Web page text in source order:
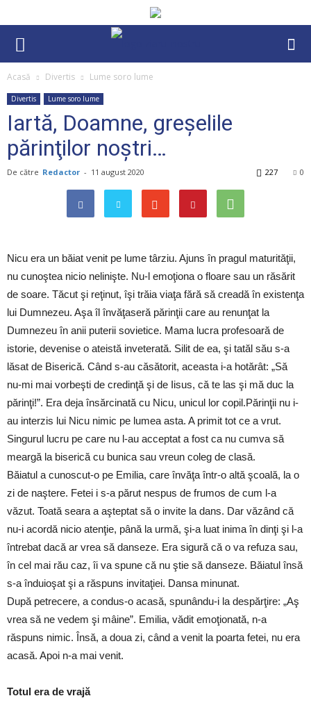
Acasă Divertis Lume soro lume
Divertis Lume soro lume
Iartă, Doamne, greşelile
părinţilor noştri…
De către Redactor - 11 august 2020 0
227
Nicu era un băiat venit pe lume târziu. Ajuns în pragul maturităţii,
nu cunoştea nicio nelinişte. Nu-l emoţiona o floare sau un răsărit
de soare. Tăcut şi reţinut, îşi trăia viaţa fără să creadă în existenţa
lui Dumnezeu. Aşa îl învăţaseră părinţii care au renunţat la
Dumnezeu în anii puterii sovietice. Mama lucra profesoară de
istorie, devenise o ateistă inveterată. Silit de ea, şi tatăl său s-a
lăsat de Biserică. Când s-au căsătorit, aceasta i-a hotărât: „Să
nu-mi mai vorbeşti de credinţă şi de Iisus, că te las şi mă duc la
părinţi!”. Era deja însărcinată cu Nicu, unicul lor copil.Părinţii nu i-
au interzis lui Nicu nimic pe lumea asta. A primit tot ce a vrut.
Singurul lucru pe care nu l-au acceptat a fost ca nu cumva să
meargă la biserică cu bunica sau vreun coleg de clasă.
Băiatul a cunoscut-o pe Emilia, care învăţa într-o altă şcoală, la o
zi de naştere. Fetei i s-a părut nespus de frumos de cum l-a
văzut. Toată seara a aşteptat să o invite la dans. Dar văzând că
nu-i acordă nicio atenţie, până la urmă, şi-a luat inima în dinţi şi l-a
întrebat dacă ar vrea să danseze. Era sigură că o va refuza sau,
în cel mai rău caz, îi va spune că nu ştie să danseze. Băiatul însă
s-a înduioşat şi a răspuns invitaţiei. Dansa minunat.
După petrecere, a condus-o acasă, spunându-i la despărţire: „Aş
vrea să ne vedem şi mâine”. Emilia, vădit emoţionată, n-a
răspuns nimic. Însă, a doua zi, când a venit la poarta fetei, nu era
acasă. Apoi n-a mai venit.
Totul era de vrajă